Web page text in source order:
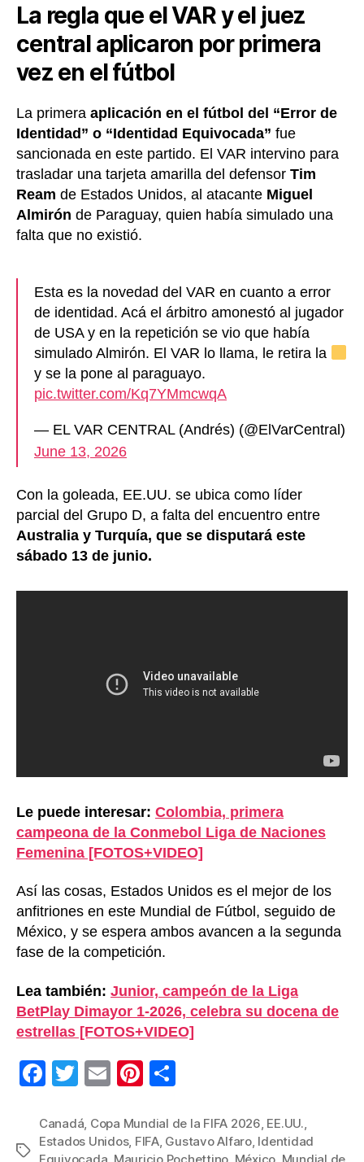
La regla que el VAR y el juez
central aplicaron por primera
vez en el fútbol
La primera aplicación en el fútbol del “Error de
Identidad” o “Identidad Equivocada” fue
sancionada en este partido. El VAR intervino para
trasladar una tarjeta amarilla del defensor Tim
Ream de Estados Unidos, al atacante Miguel
Almirón de Paraguay, quien había simulado una
falta que no existió.
Esta es la novedad del VAR en cuanto a error
de identidad. Acá el árbitro amonestó al jugador
de USA y en la repetición se vio que había
simulado Almirón. El VAR lo llama, le retira la
y se la pone al paraguayo.
pic.twitter.com/Kq7YMmcwqA
— EL VAR CENTRAL (Andrés) (@ElVarCentral)
June 13, 2026
Con la goleada, EE.UU. se ubica como líder
parcial del Grupo D, a falta del encuentro entre
Australia y Turquía, que se disputará este
sábado 13 de junio.
Le puede interesar: Colombia, primera
campeona de la Conmebol Liga de Naciones
Femenina [FOTOS+VIDEO]
Así las cosas, Estados Unidos es el mejor de los
anfitriones en este Mundial de Fútbol, seguido de
México, y se espera ambos avancen a la segunda
fase de la competición.
Lea también: Junior, campeón de la Liga
BetPlay Dimayor 1-2026, celebra su docena de
estrellas [FOTOS+VIDEO]
F
c
e
T
tt
er
E
ail
Pi
er
e
m
p
Etiquetas
Canadá, Copa Mundial de la FIFA 2026, EE.UU.,
Estados Unidos, FIFA, Gustavo Alfaro, Identidad